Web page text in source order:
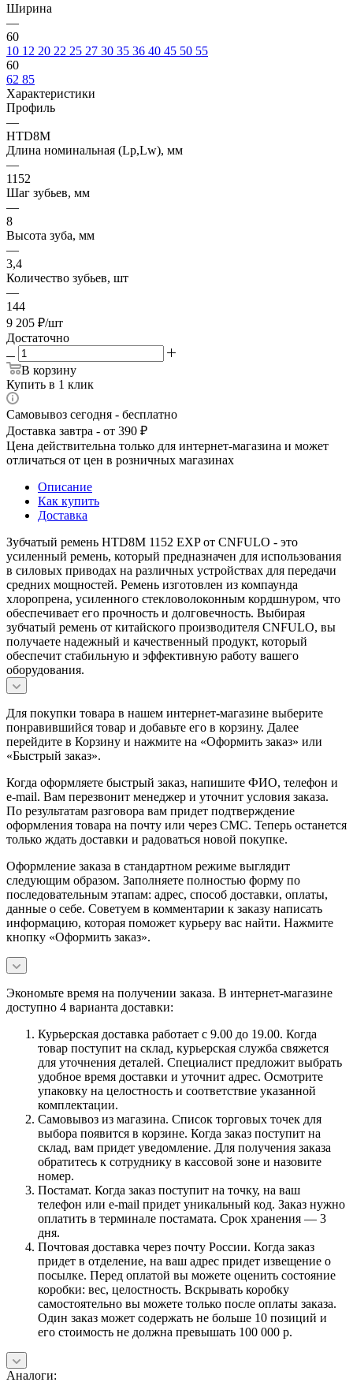
Ширина
—
60
10 12 20 22 25 27 30 35 36 40 45 50 55
60
62 85
Характеристики
Профиль
—
HTD8M
Длина номинальная (Lp,Lw), мм
—
1152
Шаг зубьев, мм
—
8
Высота зуба, мм
—
3,4
Количество зубьев, шт
—
144
9 205 ₽/шт
Достаточно
В корзину
Купить в 1 клик
Самовывоз сегодня - бесплатно
Доставка завтра - от 390 ₽
Цена действительна только для интернет-магазина и может
отличаться от цен в розничных магазинах
Описание
Как купить
Доставка
Зубчатый ремень HTD8M 1152 EXP от CNFULO - это
усиленный ремень, который предназначен для использования
в силовых приводах на различных устройствах для передачи
средних мощностей. Ремень изготовлен из компаунда
хлоропрена, усиленного стекловолоконным кордшнуром, что
обеспечивает его прочность и долговечность. Выбирая
зубчатый ремень от китайского производителя CNFULO, вы
получаете надежный и качественный продукт, который
обеспечит стабильную и эффективную работу вашего
оборудования.
Для покупки товара в нашем интернет-магазине выберите
понравившийся товар и добавьте его в корзину. Далее
перейдите в Корзину и нажмите на «Оформить заказ» или
«Быстрый заказ».
Когда оформляете быстрый заказ, напишите ФИО, телефон и
e-mail. Вам перезвонит менеджер и уточнит условия заказа.
По результатам разговора вам придет подтверждение
оформления товара на почту или через СМС. Теперь останется
только ждать доставки и радоваться новой покупке.
Оформление заказа в стандартном режиме выглядит
следующим образом. Заполняете полностью форму по
последовательным этапам: адрес, способ доставки, оплаты,
данные о себе. Советуем в комментарии к заказу написать
информацию, которая поможет курьеру вас найти. Нажмите
кнопку «Оформить заказ».
Экономьте время на получении заказа. В интернет-магазине
доступно 4 варианта доставки:
Курьерская доставка работает с 9.00 до 19.00. Когда
товар поступит на склад, курьерская служба свяжется
для уточнения деталей. Специалист предложит выбрать
удобное время доставки и уточнит адрес. Осмотрите
упаковку на целостность и соответствие указанной
комплектации.
Самовывоз из магазина. Список торговых точек для
выбора появится в корзине. Когда заказ поступит на
склад, вам придет уведомление. Для получения заказа
обратитесь к сотруднику в кассовой зоне и назовите
номер.
Постамат. Когда заказ поступит на точку, на ваш
телефон или e-mail придет уникальный код. Заказ нужно
оплатить в терминале постамата. Срок хранения — 3
дня.
Почтовая доставка через почту России. Когда заказ
придет в отделение, на ваш адрес придет извещение о
посылке. Перед оплатой вы можете оценить состояние
коробки: вес, целостность. Вскрывать коробку
самостоятельно вы можете только после оплаты заказа.
Один заказ может содержать не больше 10 позиций и
его стоимость не должна превышать 100 000 р.
Аналоги: